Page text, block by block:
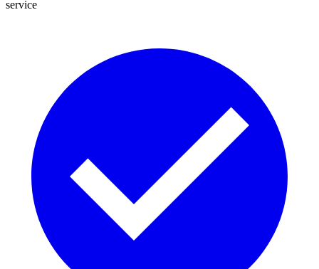
service